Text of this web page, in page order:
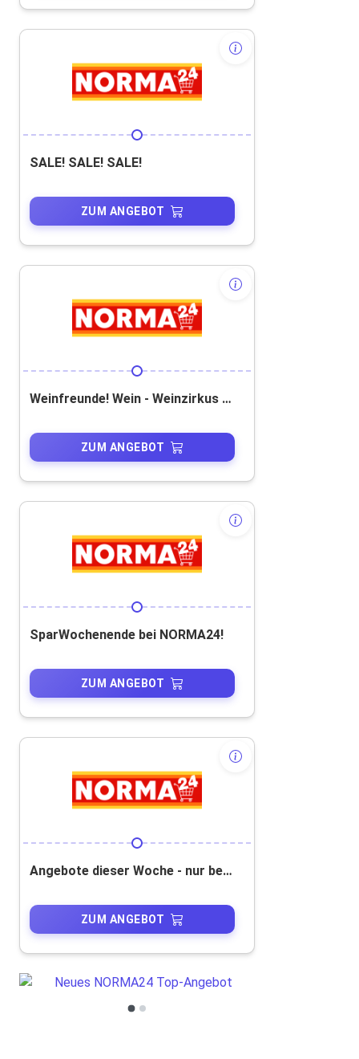
SALE! SALE! SALE!
ZUM ANGEBOT
Weinfreunde! Wein - Weinzirkus - Weine zu Sonderpreisen - Probierpakete!
ZUM ANGEBOT
SparWochenende bei NORMA24!
ZUM ANGEBOT
Angebote dieser Woche - nur bei NORMA24!
ZUM ANGEBOT